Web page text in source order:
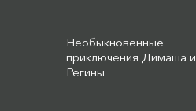
Необыкновенные
приключения Димаша и
Регины